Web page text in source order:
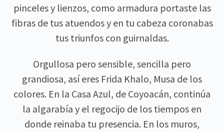
pinceles y lienzos, como armadura portaste las
fibras de tus atuendos y en tu cabeza coronabas
tus triunfos con guirnaldas.
Orgullosa pero sensible, sencilla pero
grandiosa, así eres Frida Khalo, Musa de los
colores. En la Casa Azul, de Coyoacán, continúa
la algarabía y el regocijo de los tiempos en
donde reinaba tu presencia. En los muros,